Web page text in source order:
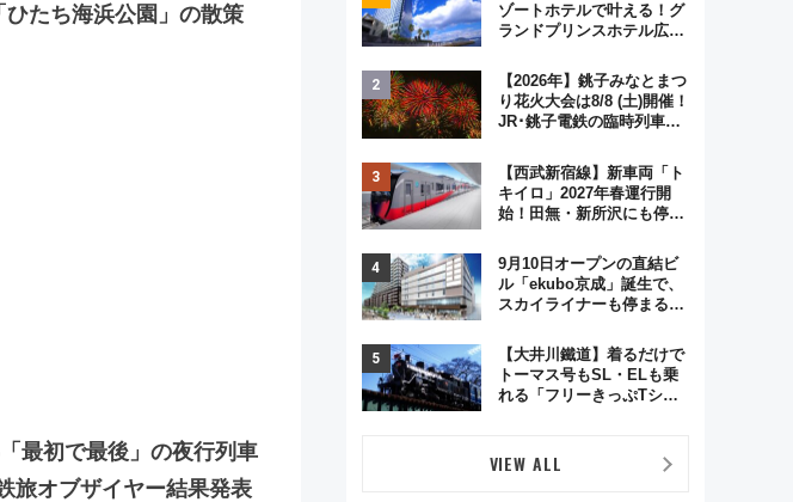
たち海浜公園」の散策
最初で最後」の夜行列車
旅オブザイヤー結果発表
ゾートホテルで叶える！グ
ランドプリンスホテル広島
ジュアルパーティープラン
【2026年】銚子みなとまつ
り花火大会は8/8 (土)開催！
JR･銚子電鉄の臨時列車や
く8,000発の大迫力＆屋台
を満喫
【西武新宿線】新車両「ト
キイロ」2027年春運行開
始！田無・新所沢にも停
弾」も
9月10日オープンの直結ビ
ル「ekubo京成」誕生で、
スカイライナーも停まる巨
変わる？ 全テナント情報も
公開！
【大井川鐵道】着るだけで
トーマス号もSL・ELも乗
れる「フリーきっぷTシャ
VIEW ALL